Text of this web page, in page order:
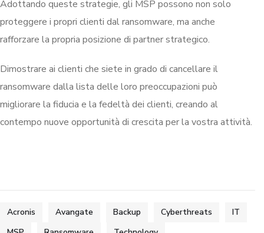
Adottando queste strategie, gli MSP possono non solo
proteggere i propri clienti dal ransomware, ma anche
rafforzare la propria posizione di partner strategico.
Dimostrare ai clienti che siete in grado di cancellare il
ransomware dalla lista delle loro preoccupazioni può
migliorare la fiducia e la fedeltà dei clienti, creando al
contempo nuove opportunità di crescita per la vostra attività.
Acronis Avangate Backup Cyberthreats
IT